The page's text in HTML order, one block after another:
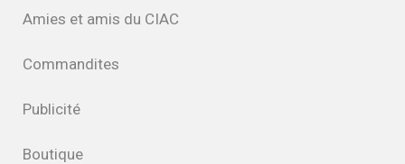
Amies et amis du CIAC
Commandites
Publicité
Boutique